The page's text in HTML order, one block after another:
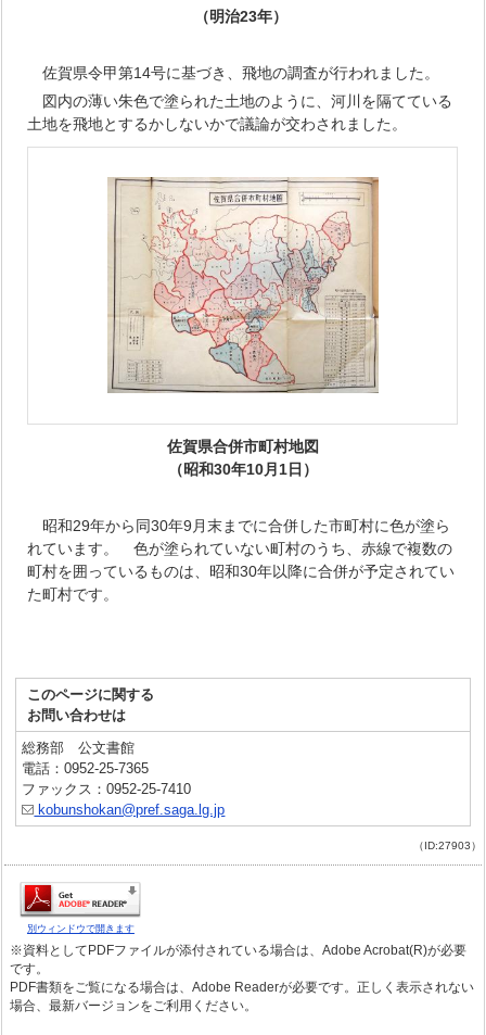
（明治23年）
佐賀県令甲第14号に基づき、飛地の調査が行われました。
図内の薄い朱色で塗られた土地のように、河川を隔てている
土地を飛地とするかしないかで議論が交わされました。
佐賀県合併市町村地図
（昭和30年10月1日）
昭和29年から同30年9月末までに合併した市町村に色が塗ら
れています。 色が塗られていない町村のうち、赤線で複数の
町村を囲っているものは、昭和30年以降に合併が予定されてい
た町村です。
このページに関する
お問い合わせは
総務部 公文書館
電話：0952-25-7365
ファックス：0952-25-7410
kobunshokan@pref.saga.lg.jp
（ID:27903）
別ウィンドウで開きます
※資料としてPDFファイルが添付されている場合は、Adobe Acrobat(R)が必要
です。
PDF書類をご覧になる場合は、Adobe Readerが必要です。正しく表示されない
場合、最新バージョンをご利用ください。